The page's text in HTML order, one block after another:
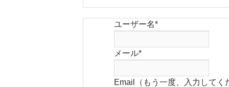
ユーザー名*
メール*
Email（もう一度、入力してく